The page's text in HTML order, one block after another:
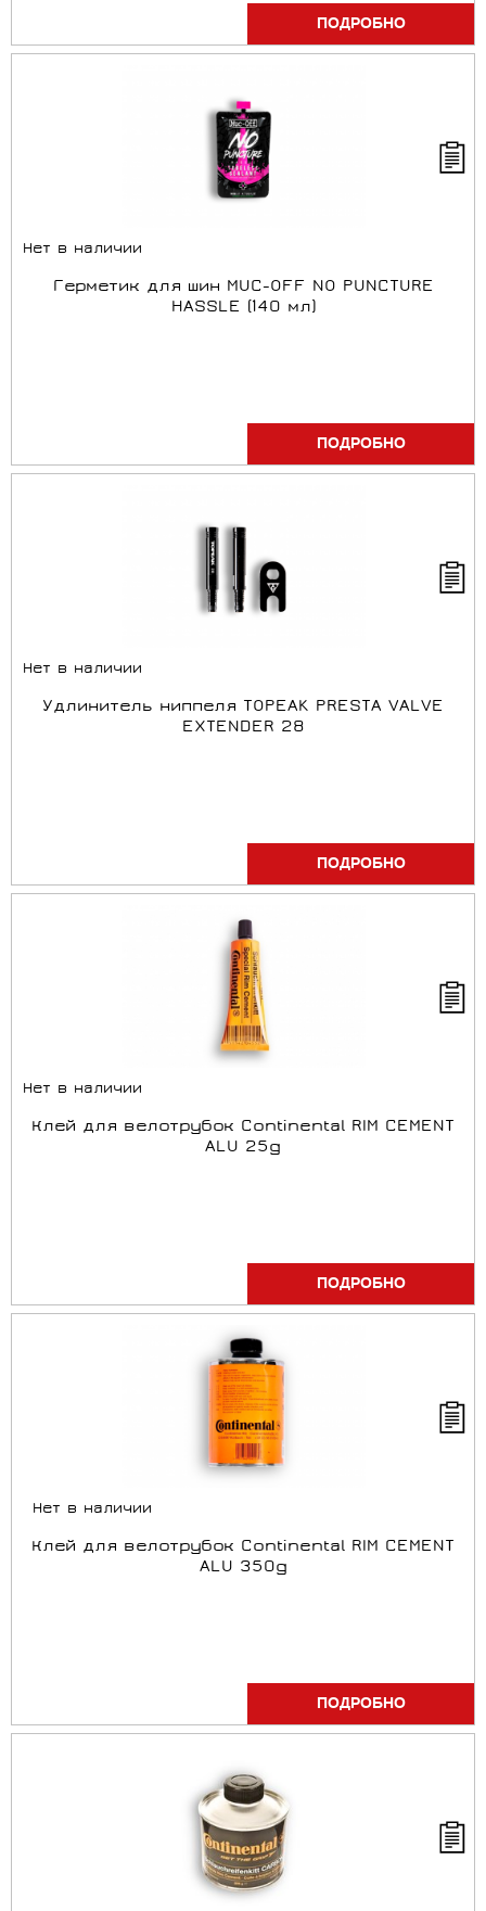
ПОДРОБНО
Нет в наличии
Герметик для шин MUC-OFF NO PUNCTURE
HASSLE (140 мл)
ПОДРОБНО
Нет в наличии
Удлинитель ниппеля TOPEAK PRESTA VALVE
EXTENDER 28
ПОДРОБНО
Нет в наличии
Клей для велотрубок Continental RIM CEMENT
ALU 25g
ПОДРОБНО
Нет в наличии
Клей для велотрубок Continental RIM CEMENT
ALU 350g
ПОДРОБНО